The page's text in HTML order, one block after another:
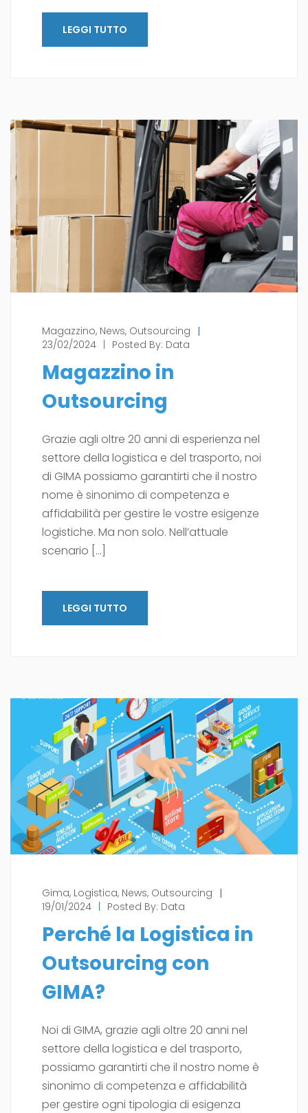
LEGGI TUTTO
Magazzino, News, Outsourcing |
23/02/2024
Posted By: Data
Magazzino in
Outsourcing
Grazie agli oltre 20 anni di esperienza nel
settore della logistica e del trasporto, noi
di GIMA possiamo garantirti che il nostro
nome è sinonimo di competenza e
affidabilità per gestire le vostre esigenze
logistiche. Ma non solo. Nell’attuale
scenario […]
LEGGI TUTTO
Gima, Logistica, News, Outsourcing |
19/01/2024 | Posted By: Data
Perché la Logistica in
Outsourcing con
GIMA?
Noi di GIMA, grazie agli oltre 20 anni nel
settore della logistica e del trasporto,
possiamo garantirti che il nostro nome è
sinonimo di competenza e affidabilità
per gestire ogni tipologia di esigenza